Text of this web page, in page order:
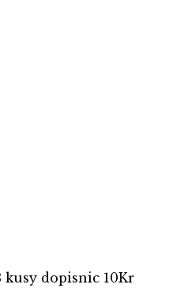
kusy dopisnic 10Kr